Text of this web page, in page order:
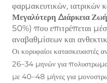
φαρμακευτικών, ιατρικών
Μεγαλύτερη Διάρκεια
50%) που επιτρέπεται
αναβαθμίσεων και
Οι κορυφαίοι κατασκευαστές
26–34 μηνών για
με 40–48 μήνες για